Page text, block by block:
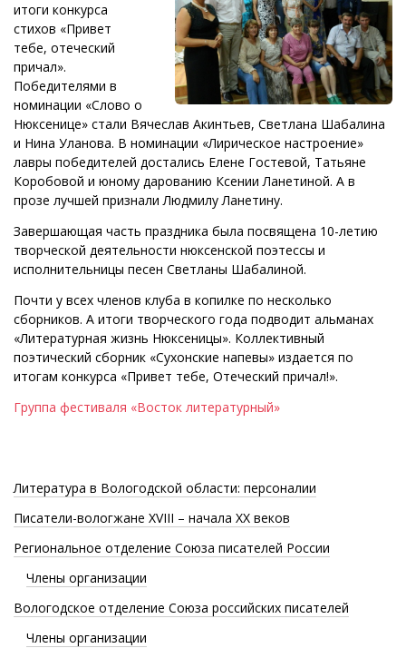
итоги конкурса
стихов «Привет
тебе, отеческий
причал».
Победителями в
номинации «Слово о
Нюксенице» стали Вячеслав Акинтьев, Светлана Шабалина
и Нина Уланова. В номинации «Лирическое настроение»
лавры победителей достались Елене Гостевой, Татьяне
Коробовой и юному дарованию Ксении Ланетиной. А в
прозе лучшей признали Людмилу Ланетину.
Завершающая часть праздника была посвящена 10-летию
творческой деятельности нюксенской поэтессы и
исполнительницы песен Светланы Шабалиной.
Почти у всех членов клуба в копилке по несколько
сборников. А итоги творческого года подводит альманах
«Литературная жизнь Нюксеницы». Коллективный
поэтический сборник «Сухонские напевы» издается по
итогам конкурса «Привет тебе, Отеческий причал!».
Группа фестиваля «Восток литературный»
Литература в Вологодской области: персоналии
Писатели-вологжане XVIII – начала XX веков
Региональное отделение Союза писателей России
Члены организации
Вологодское отделение Союза российских писателей
Члены организации